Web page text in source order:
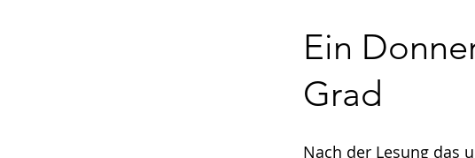
Ein
Grad
Nach der Lesung das